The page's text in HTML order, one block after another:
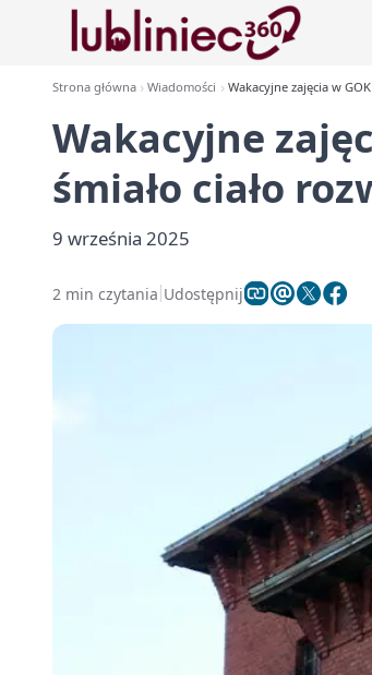
Strona główna Wiadomości Wakacyjne zajęcia w
Wakacyjne
śmiało ciało
9 września 2025
2 min czytania Udostępnij